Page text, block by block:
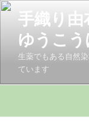
コ
手織り
ゆうこう
生薬でもある自然
ています